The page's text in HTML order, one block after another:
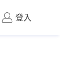
好食玩飛
登入